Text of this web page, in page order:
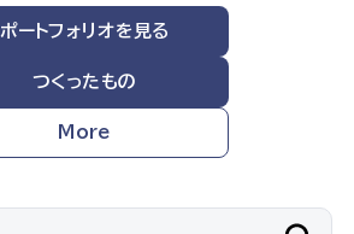
ポートフォリオを見る
つくったもの
More